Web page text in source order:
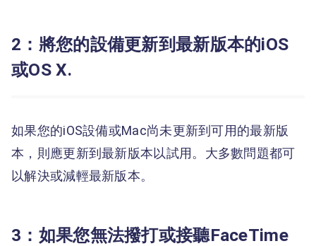
2：將您的設備更新到最新版本的iOS
或OS X.
如果您的iOS設備或Mac尚未更新到可用的最新版
本，則應更新到最新版本以試用。大多數問題都可
以解決或減輕最新版本。
3：如果您無法撥打或接聽FaceTime